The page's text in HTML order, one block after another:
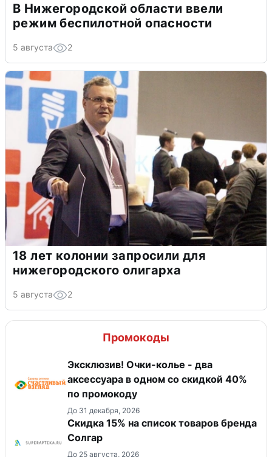
В Нижегородской области ввели
режим беспилотной опасности
5 августа 2
18 лет колонии запросили для
нижегородского олигарха
5 августа 2
Промокоды
Эксклюзив! Очки-колье - два
аксессуара в одном со скидкой 40%
по промокоду
До 31 декабря, 2026
Скидка 15% на список товаров бренда
Солгар
До 25 августа, 2026